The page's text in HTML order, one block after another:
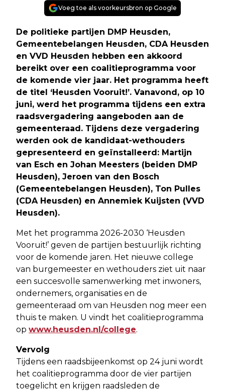
Voeg toe als voorkeursbron op Google
De politieke partijen DMP Heusden,
Gemeentebelangen Heusden, CDA Heusden
en VVD Heusden hebben een akkoord
bereikt over een coalitieprogramma voor
de komende vier jaar. Het programma heeft
de titel ‘Heusden Vooruit!’. Vanavond, op 10
juni, werd het programma tijdens een extra
raadsvergadering aangeboden aan de
gemeenteraad. Tijdens deze vergadering
werden ook de kandidaat-wethouders
gepresenteerd en geïnstalleerd: Martijn
van Esch en Johan Meesters (beiden DMP
Heusden), Jeroen van den Bosch
(Gemeentebelangen Heusden), Ton Pulles
(CDA Heusden) en Annemiek Kuijsten (VVD
Heusden).
Met het programma 2026-2030 ‘Heusden
Vooruit!’ geven de partijen bestuurlijk richting
voor de komende jaren. Het nieuwe college
van burgemeester en wethouders ziet uit naar
een succesvolle samenwerking met inwoners,
ondernemers, organisaties en de
gemeenteraad om van Heusden nog meer een
thuis te maken. U vindt het coalitieprogramma
op www.heusden.nl/college.
Vervolg
Tijdens een raadsbijeenkomst op 24 juni wordt
het coalitieprogramma door de vier partijen
toegelicht en krijgen raadsleden de